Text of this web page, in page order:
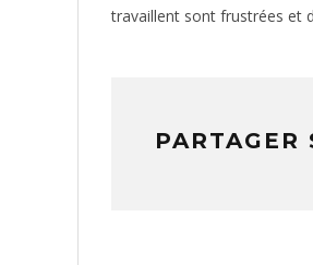
travaillent sont frustrées et
PARTAGER